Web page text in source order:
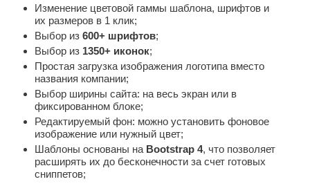
Изменение цветовой гаммы шаблона, шрифтов и
их размеров в 1 клик;
Выбор из 600+ шрифтов;
Выбор из 1350+ иконок;
Простая загрузка изображения логотипа вместо
названия компании;
Выбор ширины сайта: на весь экран или в
фиксированном блоке;
Редактируемый фон: можно установить фоновое
изображение или нужный цвет;
Шаблоны основаны на Bootstrap 4, что позволяет
расширять их до бесконечности за счет готовых
сниппетов;